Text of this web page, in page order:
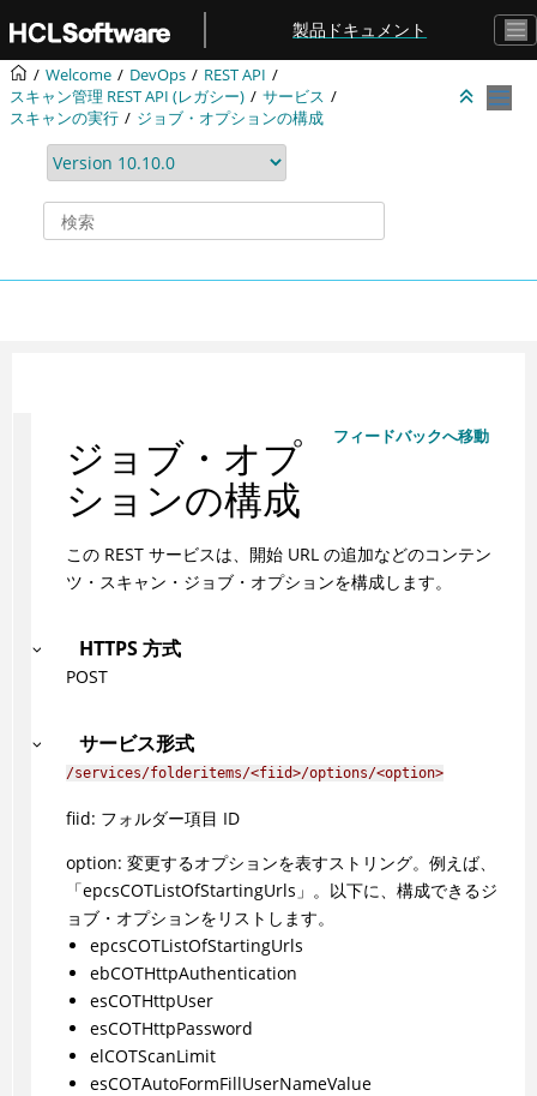
メインコンテンツにジャンプ
製品ドキュメント
Welcome DevOps
REST API
スキャン管理 REST API (レガシー)
サービス
スキャンの実行
ジョブ・オプションの構成
フィードバックへ移動
ジョブ・オプ
ションの構成
この REST サービスは、開始 URL の追加などのコンテン
ツ・スキャン・ジョブ・オプションを構成します。
HTTPS 方式
POST
サービス形式
/services/folderitems/<fiid>/options/<option>
fiid: フォルダー項目 ID
option: 変更するオプションを表すストリング。例えば、
「epcsCOTListOfStartingUrls」。以下に、構成できるジ
ョブ・オプションをリストします。
epcsCOTListOfStartingUrls
ebCOTHttpAuthentication
esCOTHttpUser
esCOTHttpPassword
elCOTScanLimit
esCOTAutoFormFillUserNameValue